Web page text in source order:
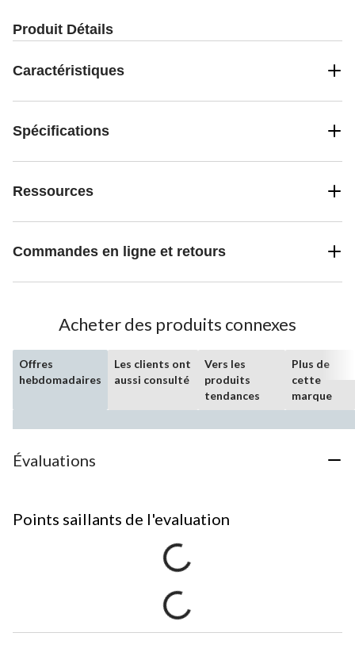
Produit Détails
Caractéristiques
Spécifications
Ressources
Commandes en ligne et retours
Acheter des produits connexes
Offres
hebdomadaires
Les clients ont
aussi consulté
Vers les
produits
tendances
Plus de
cette
marque
Évaluations
Points saillants de l'evaluation